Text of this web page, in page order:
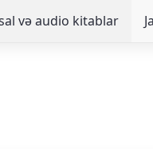
və audio kitablar